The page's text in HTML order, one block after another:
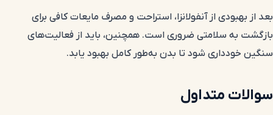
بعد از بهبودی از آنفولانزا، استراحت و مصرف مایعات کافی برای
بازگشت به سلامتی ضروری است. همچنین، باید از فعالیت‌های
سنگین خودداری شود تا بدن به‌طور کامل بهبود یابد.
سوالات متداول